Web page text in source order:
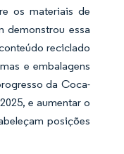
os materiais de
demonstrou essa
reciclado
e embalagens
da Coca-
e aumentar o
posições